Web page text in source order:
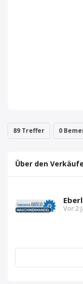
89 Treffer 0
Über den
Vor 2